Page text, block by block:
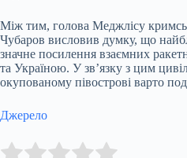
Між тим, голова Меджлісу
Чубаров висловив думку, що
значне посилення взаємних
та Україною. У зв’язку з цим
окупованому півострові варто
Джерело
Rate this item: